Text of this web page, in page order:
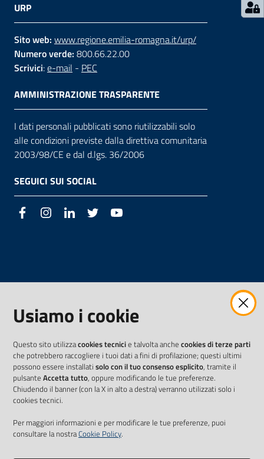
Seguici
su
URP
Sito web: www.regione.emilia-romagna.it/urp/
Numero verde: 800.66.22.00
Scrivici:e-mail - PEC
AMMINISTRAZIONE TRASPARENTE
I dati personali pubblicati sono riutilizzabili solo
alle condizioni previste dalla direttiva comunitaria
2003/98/CE e dal d.lgs. 36/2006
SEGUICI SUI SOCIAL
FacebookInstagramLinkedIn Twitter
Usiamo i cookie
Questo sito utilizzacookies tecnicie talvolta anche cookies di terze parti
che potrebbero raccogliere i tuoi dati a fini di profilazione; questi ultimi
possono essere installati solo con il tuo consenso esplicito, tramite il
pulsante Accetta tutto, oppure modificando le tue preferenze.
Chiudendo il banner (con la X in alto a destra) verranno utilizzati solo i
cookies tecnici.
Per maggiori informazioni e per modificare le tue preferenze, puoi
consultare la nostraCookie Policy.